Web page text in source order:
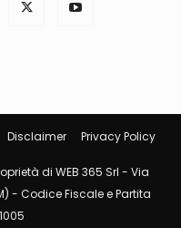
Disclaimer Privacy Policy
di WEB 365 Srl - Via
- Codice Fiscale e Partita